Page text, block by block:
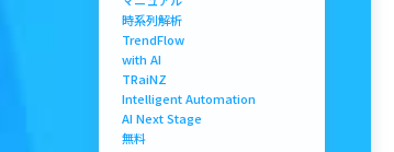
時系列解析
TrendFlow
with AI
TRaiNZ
Intelligent Automation
AI Next Stage
無料